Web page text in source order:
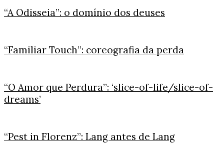
“A Odisseia”: o domínio dos deuses
“Familiar Touch”: coreografia da perda
“O Amor que Perdura”: ‘slice-of-life/slice-of-
dreams’
“Pest in Florenz”: Lang antes de Lang